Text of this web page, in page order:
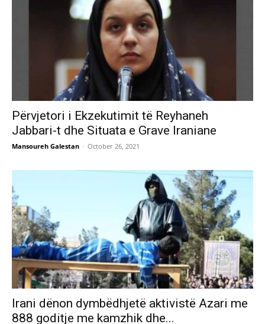
Përvjetori i Ekzekutimit të Reyhaneh
Jabbari-t dhe Situata e Grave Iraniane
Mansoureh Galestan - October 26, 2021
Irani dënon dymbëdhjetë aktivistë Azari me
888 goditje me kamzhik dhe...